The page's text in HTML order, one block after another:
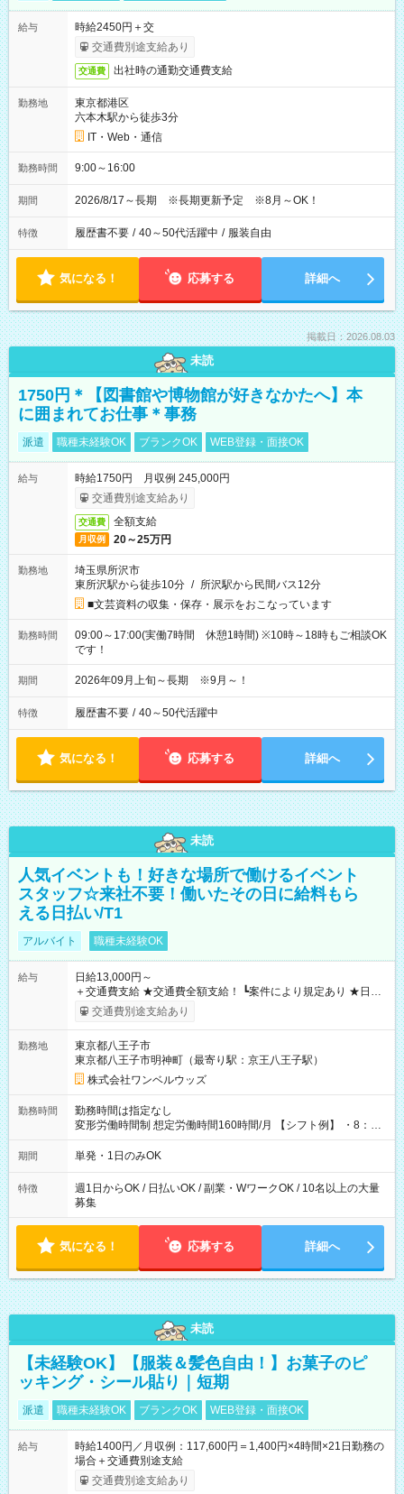
給与
時給2450円＋交
交通費別途支給あり
交通費 出社時の通勤交通費支給
勤務地
東京都港区
六本木駅から徒歩3分
IT・Web・通信
勤務時間 9:00～16:00
期間 2026/8/17～長期 ※長期更新予定 ※8月～OK！
特徴 履歴書不要 / 40～50代活躍中 / 服装自由
気になる！ 応募する 詳細へ
掲載日：2026.08.03
未読
1750円＊【図書館や博物館が好きなかたへ】本
に囲まれてお仕事＊事務
派遣 職種未経験OK ブランクOK WEB登録・面接OK
給与
時給1750円 月収例 245,000円
交通費別途支給あり
交通費 全額支給
月収例 20～25万円
勤務地
埼玉県所沢市
東所沢駅から徒歩10分 / 所沢駅から民間バス12分
■文芸資料の収集・保存・展示をおこなっています
勤務時間
09:00～17:00(実働7時間 休憩1時間) ※10時～18時もご相談OK
です！
期間 2026年09月上旬～長期 ※9月～！
特徴 履歴書不要 / 40～50代活躍中
気になる！ 応募する 詳細へ
未読
人気イベントも！好きな場所で働けるイベント
スタッフ☆来社不要！働いたその日に給料もら
える日払い/T1
アルバイト 職種未経験OK
給与
日給13,000円～
＋交通費支給 ★交通費全額支給！ ┗案件により規定あり ★日払
いOK！（規定あり） ┗働いたその日に現金GET♪ お仕事後はコ
ンビニATMから 日払い分を引き落とせます！ 【試用期間】試
交通費別途支給あり
勤務地
東京都八王子市
東京都八王子市明神町（最寄り駅：京王八王子駅）
株式会社ワンベルウッズ
勤務時間
勤務時間は指定なし
変形労働時間制 想定労働時間160時間/月 【シフト例】 ・8：00
～21：00
期間 単発・1日のみOK
特徴
週1日からOK / 日払いOK / 副業・WワークOK / 10名以上の大量
募集
気になる！ 応募する 詳細へ
未読
【未経験OK】【服装＆髪色自由！】お菓子のピ
ッキング・シール貼り｜短期
派遣 職種未経験OK ブランクOK WEB登録・面接OK
給与
時給1400円／月収例：117,600円＝1,400円×4時間×21日勤務の
場合＋交通費別途支給
交通費別途支給あり